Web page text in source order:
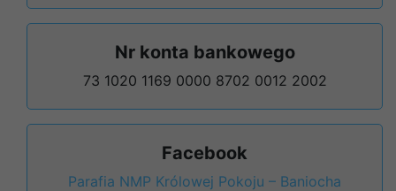
Nr konta bankowego
73 1020 1169 0000 8702 0012 2002
Facebook
Parafia NMP Królowej Pokoju – Baniocha